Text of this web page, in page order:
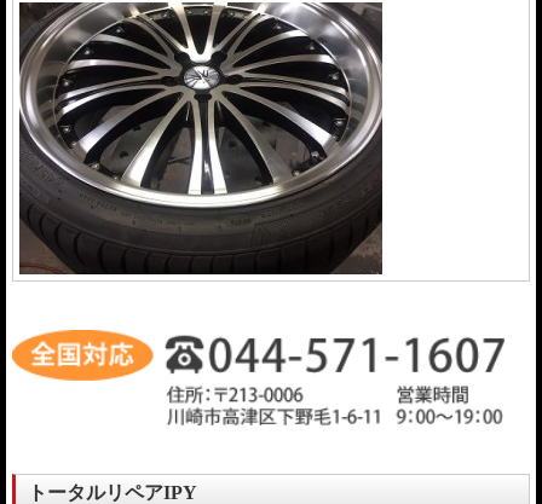
トータルリペアIPY